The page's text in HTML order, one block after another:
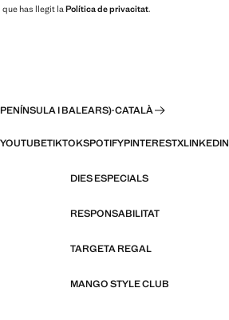
has llegit laPolítica de privacitat.
I BALEARS)·CATALÀ
YOUTUBETIKTOKSPOTIFYPINTERESTXLINKEDIN
DIES ESPECIALS
RESPONSABILITAT
TARGETA REGAL
MANGO STYLE CLUB